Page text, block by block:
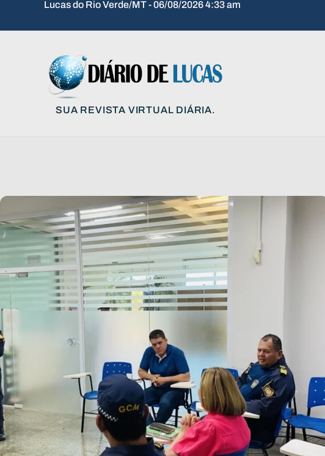
Lucas do Rio Verde/MT - 06/08/2026 4:33 am
SUA REVISTA VIRTUAL DIÁRIA.